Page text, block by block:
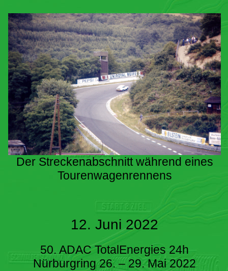
Der Streckenabschnitt während eines
Tourenwagenrennens
12. Juni 2022
50. ADAC TotalEnergies 24h
Nürburgring 26. – 29. Mai 2022